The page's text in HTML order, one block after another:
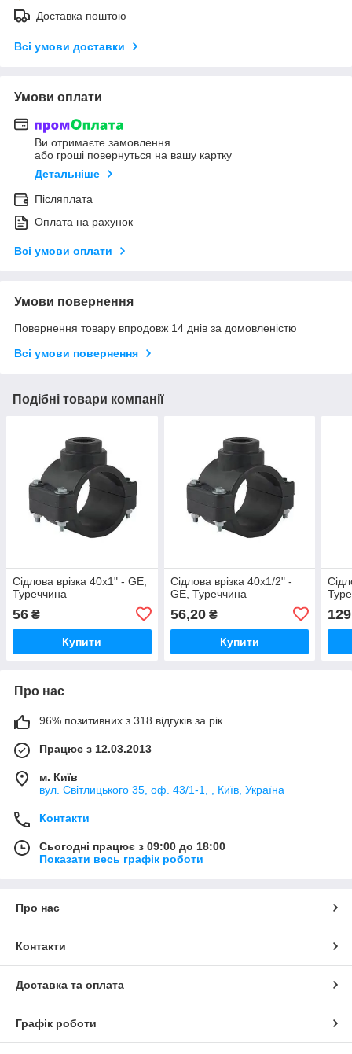
Доставка поштою
Всі умови доставки
Умови оплати
Ви отримаєте замовлення
або гроші повернуться на вашу картку
Детальніше
Післяплата
Оплата на рахунок
Всі умови оплати
Умови повернення
Повернення товару впродовж 14 днів за домовленістю
Всі умови повернення
Подібні товари компанії
Сідлова врізка 40x1" - GE,
Туреччина
56 ₴
Купити
Сідлова врізка 40x1/2" -
GE, Туреччина
56,20₴
Купити
129
Про нас
96% позитивних з 318 відгуків за рік
Працює з 12.03.2013
м. Київ
вул. Світлицького 35, оф. 43/1-1, , Київ, Україна
Контакти
Сьогодні працює з 09:00 до 18:00
Показати весь графік роботи
Про нас
Контакти
Доставка та оплата
Графік роботи